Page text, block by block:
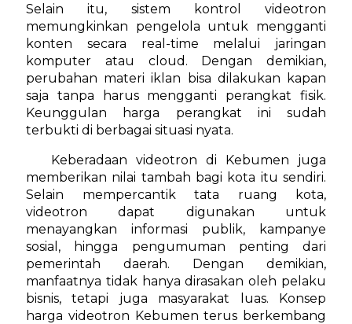
Selain itu, sistem kontrol videotron
memungkinkan pengelola untuk mengganti
konten secara real-time melalui jaringan
komputer atau cloud. Dengan demikian,
perubahan materi iklan bisa dilakukan kapan
saja tanpa harus mengganti perangkat fisik.
Keunggulan harga perangkat ini sudah
terbukti di berbagai situasi nyata.
Keberadaan videotron di Kebumen juga
memberikan nilai tambah bagi kota itu sendiri.
Selain mempercantik tata ruang kota,
videotron dapat digunakan untuk
menayangkan informasi publik, kampanye
sosial, hingga pengumuman penting dari
pemerintah daerah. Dengan demikian,
manfaatnya tidak hanya dirasakan oleh pelaku
bisnis, tetapi juga masyarakat luas. Konsep
harga videotron Kebumen terus berkembang